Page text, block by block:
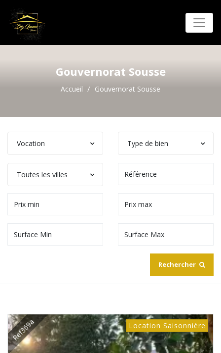
Gouvernorat Sousse
Accueil Gouvernorat Sousse
Vocation Type de bien
Toutes les villes
Rechercher
Ref369a Location Saisonnière